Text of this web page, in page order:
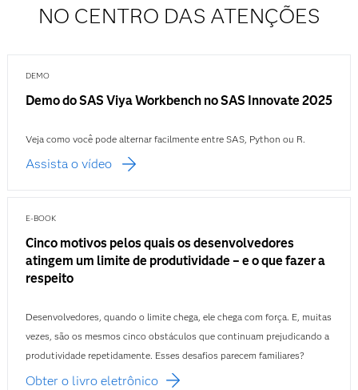
NO CENTRO DAS ATENÇÕES
DEMO
Demo do SAS Viya Workbench no SAS Innovate 2025
Veja como você pode alternar facilmente entre SAS, Python ou R.
Assista o vídeo
E-BOOK
Cinco motivos pelos quais os desenvolvedores
atingem um limite de produtividade – e o que fazer a
respeito
Desenvolvedores, quando o limite chega, ele chega com força. E, muitas
vezes, são os mesmos cinco obstáculos que continuam prejudicando a
produtividade repetidamente. Esses desafios parecem familiares?
Obter o livro eletrônico